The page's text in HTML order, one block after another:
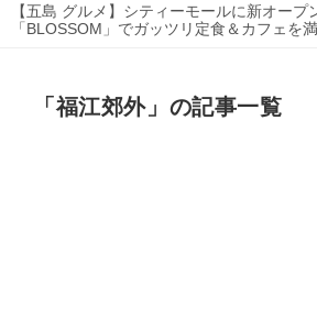
【五島 グルメ】シティーモールに新オー
「BLOSSOM」でガッツリ定食＆カフェを
「福江郊外」の記事一覧